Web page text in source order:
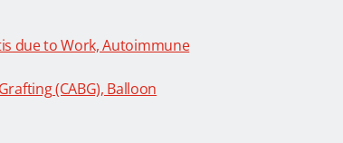
due to Work, Autoimmune
(CABG), Balloon